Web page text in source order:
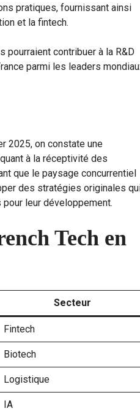
pratiques, fournissant ainsi
et la fintech.
pourraient contribuer à la R&D
parmi les leaders
2025, on constate une
à la réceptivité des
que le paysage concurrentiel
des stratégies originales
leur développement.
Tech en
Secteur
Fintech
Biotech
Logistique
IA